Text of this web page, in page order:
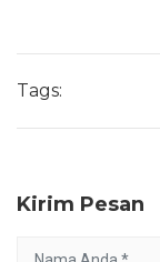
Tags:
Kirim Pesan